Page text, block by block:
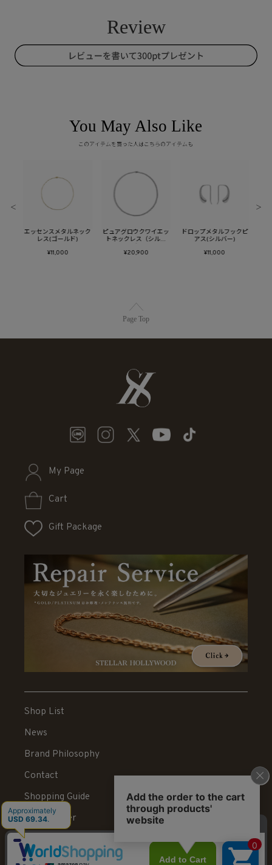
You May Also Like
このアイテムを買った人はこちらのアイテムも
エッセンスメタルネック
レス(ゴールド)
¥11,000
ピュアグロウクワイエッ
トネックレス（シルバ
¥20,900
ドロップメタルフックピ
アス(シルバー)
¥11,000
＜ ＞
Page Top
My Page
Cart
Gift Package
Shop List
News
Brand Philosophy
Contact
Shopping Guide
News Letter
Recruit
Legal Information